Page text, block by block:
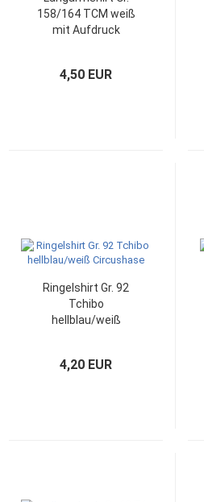
158/164 TCM weiß
mit Aufdruck
4,50 EUR
Ringelshirt Gr. 92
Tchibo
hellblau/weiß
4,20 EUR